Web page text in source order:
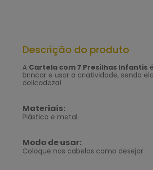
Descrição do produto
A Cartela com 7 Presilhas Infantis
brincar e usar a criatividade, sendo
delicadeza!
Materiais:
Plástico e metal.
Modo de usar:
Coloque nos cabelos como desejar.